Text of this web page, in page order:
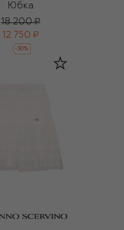
Юбка
18 200 ₽
12 750 ₽
-30%